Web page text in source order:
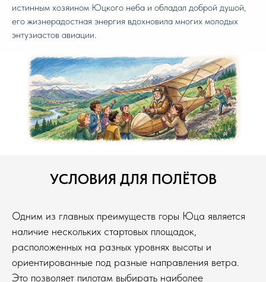
истинным хозяином Юцкого неба и обладал доброй душой,
его жизнерадостная энергия вдохновила многих молодых
энтузиастов авиации.
УСЛОВИЯ ДЛЯ ПОЛЁТОВ
Одним из главных преимуществ горы Юца является
наличие нескольких стартовых площадок,
расположенных на разных уровнях высоты и
ориентированные под разные направления ветра.
Это позволяет пилотам выбирать наиболее